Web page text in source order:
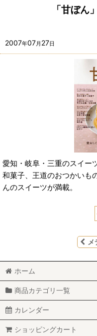
「甘ぼ
2007年07月 27日
愛知・岐阜・三重のスイー
和菓子、王道のおつかいも
んのスイーツが満載。
ホーム
商品カテゴリ一覧
カレンダー
ショッピングカート